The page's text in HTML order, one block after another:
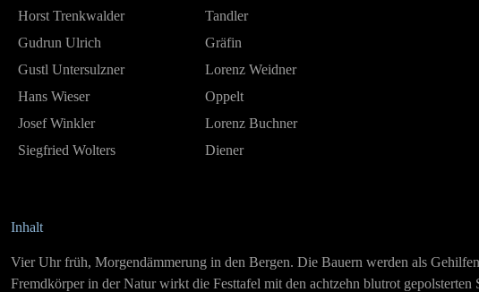
Horst Trenkwalder
Tandler
Gudrun Ulrich
Gräfin
Gustl Untersulzner
Lorenz Weidner
Hans Wieser
Oppelt
Josef Winkler
Lorenz Buchner
Siegfried Wolters
Diener
Inhalt
Vier Uhr früh, Morgendämmerung in den Bergen. Die Bauern werden als
Fremdkörper in der Natur wirkt die Festtafel mit den achtzehn blutrot